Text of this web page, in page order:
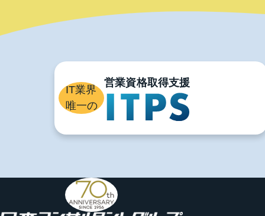
また、教育研修
IT業界
唯一の